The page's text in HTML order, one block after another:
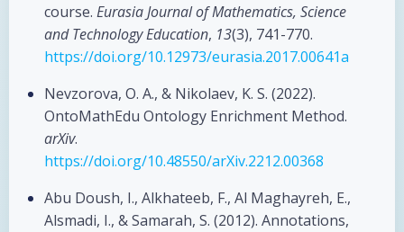
course. Eurasia Journal of Mathematics, Science
and Technology Education, 13(3), 741-770.
https://doi.org/10.12973/eurasia.2017.00641a
Nevzorova, O. A., & Nikolaev, K. S. (2022).
OntoMathEdu Ontology Enrichment Method.
arXiv.
https://doi.org/10.48550/arXiv.2212.00368
Abu Doush, I., Alkhateeb, F., Al Maghayreh, E.,
Alsmadi, I., & Samarah, S. (2012). Annotations,